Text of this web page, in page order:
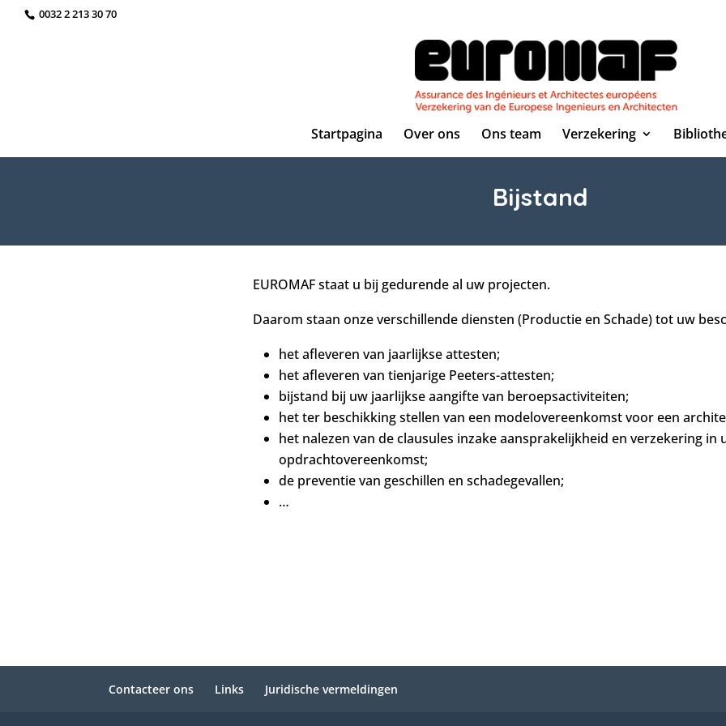
0032 2 213 30 70
Startpagina Over ons Ons team Verzekering
Bijstand
EUROMAF staat u bij gedurende al uw projecten.
Daarom staan onze verschillende diensten (Productie en Schade) tot uw
het afleveren van jaarlijkse attesten;
het afleveren van tienjarige Peeters-attesten;
bijstand bij uw jaarlijkse aangifte van beroepsactiviteiten;
het ter beschikking stellen van een modelovereenkomst voor een
het nalezen van de clausules inzake aansprakelijkheid en verzekering in
opdrachtovereenkomst;
de preventie van geschillen en schadegevallen;
…
Contacteer ons Links Juridische vermeldingen